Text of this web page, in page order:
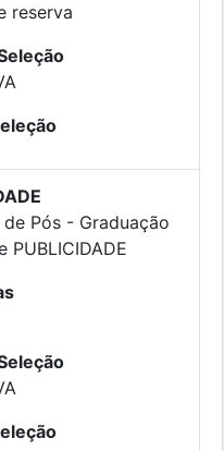
reserva
Pós - Graduação
PUBLICIDADE